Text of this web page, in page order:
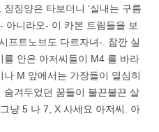
징양은 타보더니 ‘실내는 구름
아니라오- 이 카본 트림들을 보
프트노브도 다르자녀-. 잠깐 실
안은 아저씨들이 M4 를 바라
M 앞에서는 가장들이 열심히
겨두었던 꿈들이 불끈불끈 살
냥 5 나 7, X 사세요 아저씨. 아